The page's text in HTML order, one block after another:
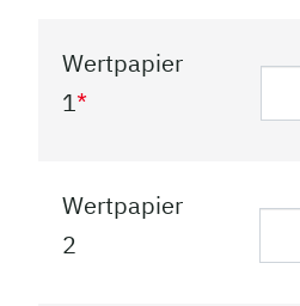
Wertpapier
1*
Wertpapier
2